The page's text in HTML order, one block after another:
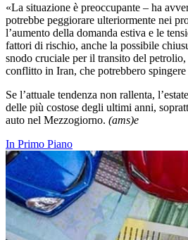
«La situazione è preoccupante – ha
potrebbe peggiorare ulteriormente nei
l’aumento della domanda estiva e le
fattori di rischio, anche la possibile
snodo cruciale per il transito del
conflitto in Iran, che potrebbero
Se l’attuale tendenza non rallenta,
delle più costose degli ultimi anni,
auto nel Mezzogiorno. (ams)e
In Primo Piano